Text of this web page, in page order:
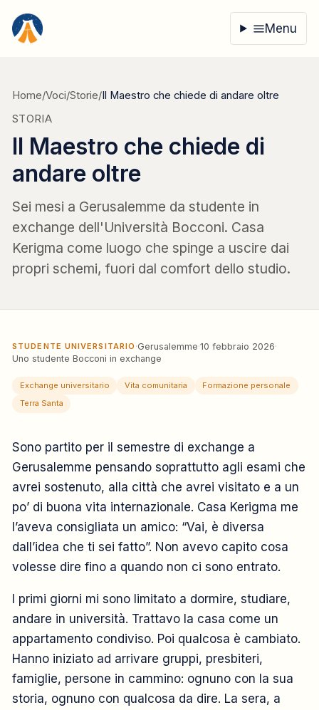
Menu
Home/Voci/Storie/Il Maestro che chiede di andare oltre
STORIA
Il Maestro che chiede di
andare oltre
Sei mesi a Gerusalemme da studente in
exchange dell'Università Bocconi. Casa
Kerigma come luogo che spinge a uscire dai
propri schemi, fuori dal comfort dello studio.
STUDENTE UNIVERSITARIO ·Gerusalemme·10 febbraio 2026·
Uno studente Bocconi in exchange
Exchange universitario Vita comunitaria
Formazione personale
Terra Santa
Sono partito per il semestre di exchange a
Gerusalemme pensando soprattutto agli esami che
avrei sostenuto, alla città che avrei visitato e a un
po’ di buona vita internazionale. Casa Kerigma me
l’aveva consigliata un amico: “Vai, è diversa
dall’idea che ti sei fatto”. Non avevo capito cosa
volesse dire fino a quando non ci sono entrato.
I primi giorni mi sono limitato a dormire, studiare,
andare in università. Trattavo la casa come un
appartamento condiviso. Poi qualcosa è cambiato.
Hanno iniziato ad arrivare gruppi, presbiteri,
famiglie, persone in cammino: ognuno con la sua
storia, ognuno con qualcosa da dire. La sera, a